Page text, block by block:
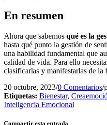
En resumen
Ahora que sabemos qué es la
hasta qué punto la gestión de
una habilidad fundamental que
calidad de vida. Para ello
clasificarlas y manifestarlas de la
20 octubre, 2023/0 Comentarios/
Etiquetas: Bienestar,
Inteligencia Emocional
Compartir esta entrada